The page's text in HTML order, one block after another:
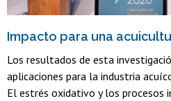
Impacto para una
Los resultados de esta
aplicaciones para la industria
El estrés oxidativo y los procesos